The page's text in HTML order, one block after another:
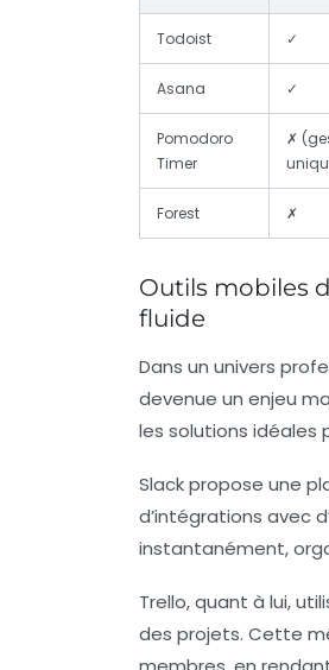
Todoist ✓
Asana ✓
Pomodoro
Timer
✗
Forest ✗
Outils mobiles
fluide
Dans un univers
devenue un enjeu
les solutions idéales
Slack propose une
d’intégrations avec
instantanément,
Trello, quant à lui,
des projets. Cette